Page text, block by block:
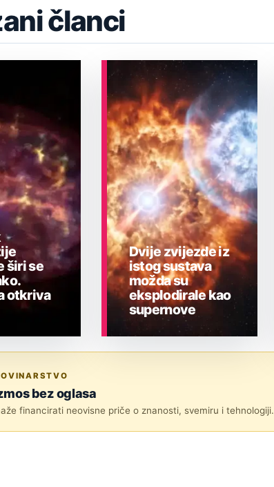
članci
širi se
otkriva
Dvije zvijezde iz
istog sustava
možda su
eksplodirale kao
supernove
bez oglasa
financirati neovisne priče o znanosti, svemiru i tehnologiji.